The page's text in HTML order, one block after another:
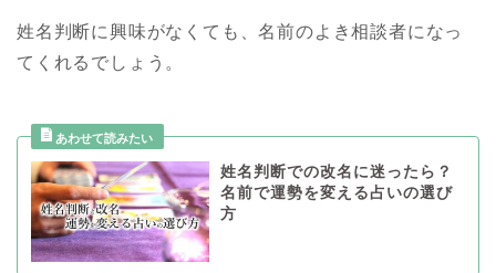
姓名判断に興味がなくても、名前のよき相談者になっ
てくれるでしょう。
姓名判断での改名に迷ったら？
名前で運勢を変える占いの選び
方